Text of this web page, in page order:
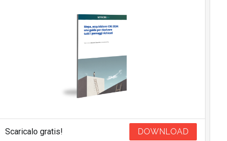
Scaricalo gratis! DOWNLOAD